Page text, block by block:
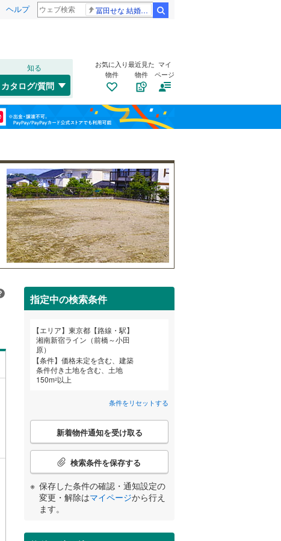
ヘルプ 冨田せな 結婚発表
知る
カタログ/質問
お気に入り
物件
最近見た
物件
マイ
ページ
指定中の検索条件
エリア
東京都【路線・駅】
湘南新宿ライン（前橋～小田
原）
条件
価格未定を含む、建築
条件付き土地を含む、土地
150m2以上
条件をリセットする
こ
検
条
件
新着物件通知を受け取る
検索条件を保存する
保存した条件の確認・通知設定の
変更・解除はマイページから行え
ます。
福島
和歌山
鹿児島
条件をリセットする
港区(13)
渋谷区(13)
江東区(2)
葛飾区(4)
杉並区(36)
目黒区(24)
武蔵野市(12)
町田市(87)
日野市(36)
武蔵村山市(9)
(20)
西多摩郡瑞穂町(17)
西多摩郡奥多摩町 1
条件をリセットする
条件をリセットする
高崎線(3)
総武本線(6)
横浜線(231)
青梅線(93)
京浜東北線(17)
総武線(46)
山形新幹線(0)
東海道新幹線(1)
東京メトロ丸ノ内方南支線
東京メトロ南北線(23
都営三田線(26)
京成押上線(3)
東武伊勢崎線(13)
西武池袋線 (40)
西武国分寺線(23)
西武拝島線
京王高尾線(168)
条件をリセットする
条件をリセットする
南道路（1）
古家あり（3）
小学校まで1km以内（6）
条件をリセットする